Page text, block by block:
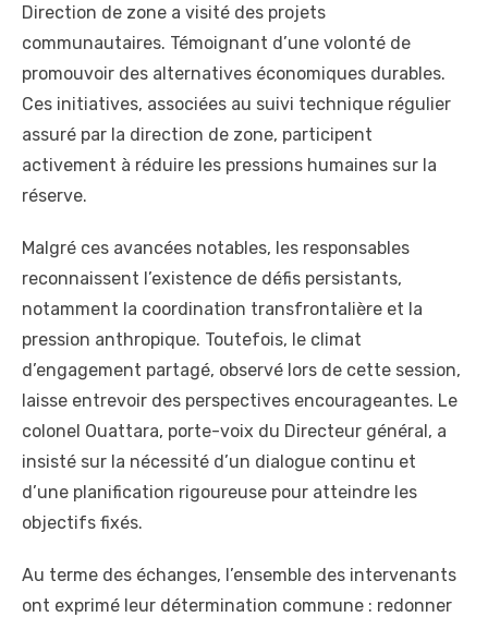
Direction de zone a visité des projets
communautaires. Témoignant d’une volonté de
promouvoir des alternatives économiques durables.
Ces initiatives, associées au suivi technique régulier
assuré par la direction de zone, participent
activement à réduire les pressions humaines sur la
réserve.
Malgré ces avancées notables, les responsables
reconnaissent l’existence de défis persistants,
notamment la coordination transfrontalière et la
pression anthropique. Toutefois, le climat
d’engagement partagé, observé lors de cette session,
laisse entrevoir des perspectives encourageantes. Le
colonel Ouattara, porte-voix du Directeur général, a
insisté sur la nécessité d’un dialogue continu et
d’une planification rigoureuse pour atteindre les
objectifs fixés.
Au terme des échanges, l’ensemble des intervenants
ont exprimé leur détermination commune : redonner